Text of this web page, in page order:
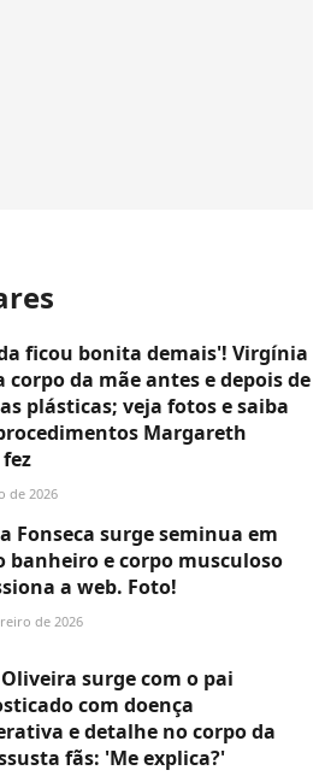
ficou bonita demais'! Virgínia
corpo da mãe antes e depois de
plásticas; veja fotos e saiba
Margareth
de 2026
Fonseca surge seminua em
banheiro e corpo musculoso
a web. Foto!
de 2026
surge com o pai
com doença
e detalhe no corpo da
fãs: 'Me explica?'